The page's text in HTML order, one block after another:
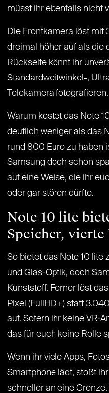
müsst ihr ebenfalls nicht
Die Frontkamera löst mit
dreimal höher auf als die
Rückseite könnt ihr
Standardweitwinkel-,
Telekamera fotografieren.
Warum kostet das Note
deutlich weniger als das
rund 800 Euro zu haben
Samsung doch schon
auf eine Weise, die ihr
oder gar stören dürfte.
Note 10 lite
Speicher,
So bietet das Note 10 lite
und Glas-Optik, doch
Kunststoff. Ferner löst
Pixel (FullHD+) statt
auf. Sofern ihr keine VR-
das für euch keine Rolle
Wenn ihr viele Apps,
Smartphone lädt, stoßt
schneller an eine Grenze.